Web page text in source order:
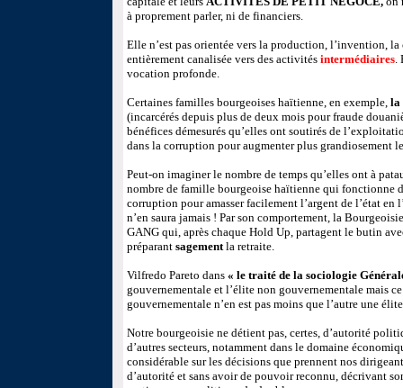
à proprement parler, ni de financiers.
Elle n’est pas orientée vers la production, l’invention,
entièrement canalisée vers des activités intermédiaires.
vocation profonde.
Certaines familles bourgeoises haïtienne, en exemple, la
(incarcérés depuis plus de deux mois pour fraude
bénéfices démesurés qu’elles ont soutirés de
dans la corruption pour augmenter plus grandiosement
Peut-on imaginer le nombre de temps qu’elles ont à
nombre de famille bourgeoise haïtienne qui fonctionne
corruption pour amasser facilement l’argent de l’état
n’en saura jamais ! Par son comportement, la
GANG qui, après chaque Hold Up, partagent le butin
préparant sagementla retraite.
Vilfredo Pareto dans « le traité de la sociologie
gouvernementale et l’élite non gouvernementale mais
gouvernementale n’en est pas moins que l’autre une
Notre bourgeoisie ne détient pas, certes, d’autorité
d’autres secteurs, notamment dans le domaine
considérable sur les décisions que prennent nos
d’autorité et sans avoir de pouvoir reconnu, décrivant